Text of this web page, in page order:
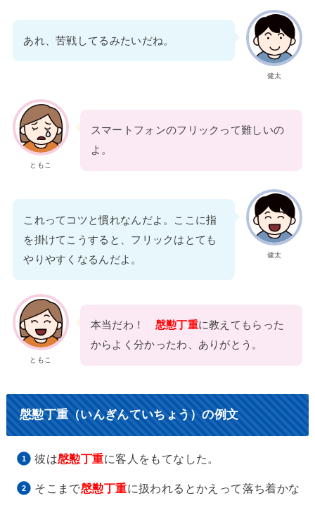
健太
あれ、苦戦してるみたいだね。
ともこ
スマートフォンのフリックって難しいの
よ。
健太
これってコツと慣れなんだよ。ここに指
を掛けてこうすると、フリックはとても
やりやすくなるんだよ。
ともこ
本当だわ！ 慇懃丁重に教えてもらった
からよく分かったわ、ありがとう。
慇懃丁重（いんぎんていちょう）の例文
彼は慇懃丁重に客人をもてなした。
そこまで慇懃丁重に扱われるとかえって落ち着かな